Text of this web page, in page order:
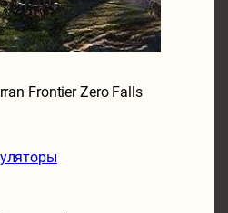
Frontier Zero Falls